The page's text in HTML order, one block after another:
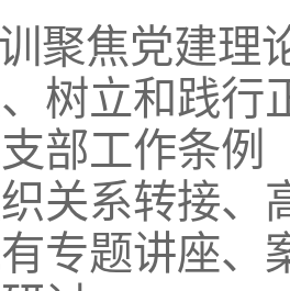
聚焦党建理
树立和践行
部工作条例
关系转接、
专题讲座、